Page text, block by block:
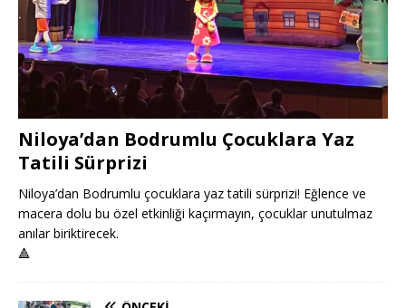
Niloya’dan Bodrumlu Çocuklara Yaz
Tatili Sürprizi
Niloya’dan Bodrumlu çocuklara yaz tatili sürprizi! Eğlence ve
macera dolu bu özel etkinliği kaçırmayın, çocuklar unutulmaz
anılar biriktirecek.
🔺